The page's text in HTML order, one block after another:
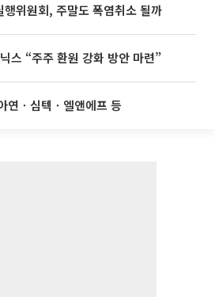
위원회, 주말도 폭염취소 될까
스 “주주 환원 강화 방안 마련”
연ㆍ심텍ㆍ엘앤에프 등